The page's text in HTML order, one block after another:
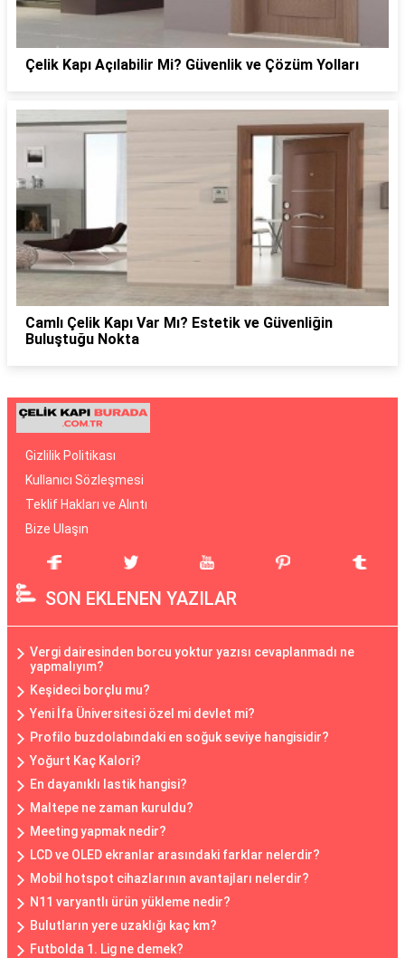
Çelik Kapı Açılabilir Mi? Güvenlik ve Çözüm Yolları
Camlı Çelik Kapı Var Mı? Estetik ve Güvenliğin
Buluştuğu Nokta
Gizlilik Politikası
Kullanıcı Sözleşmesi
Teklif Hakları ve Alıntı
Bize Ulaşın
SON EKLENEN YAZILAR
Vergi dairesinden borcu yoktur yazısı cevaplanmadı ne
yapmalıyım?
Keşideci borçlu mu?
Yeni İfa Üniversitesi özel mi devlet mi?
Profilo buzdolabındaki en soğuk seviye hangisidir?
Yoğurt Kaç Kalori?
En dayanıklı lastik hangisi?
Maltepe ne zaman kuruldu?
Meeting yapmak nedir?
LCD ve OLED ekranlar arasındaki farklar nelerdir?
Mobil hotspot cihazlarının avantajları nelerdir?
N11 varyantlı ürün yükleme nedir?
Bulutların yere uzaklığı kaç km?
Futbolda 1. Lig ne demek?